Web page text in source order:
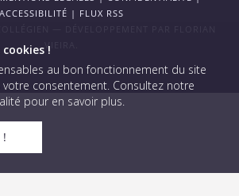
!
au bon fonctionnement du site
consentement. Consultez notre
pour en savoir plus.
!
ACCESSIBILITÉ | FLUX RSS
VIEIRA